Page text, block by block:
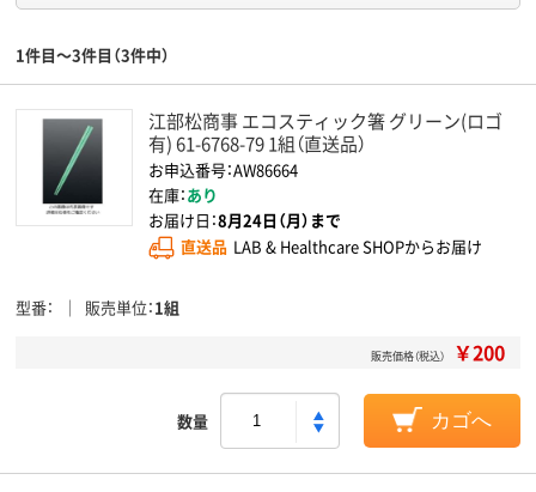
1件目～3件目（3件中）
江部松商事 エコスティック箸 グリーン(ロゴ
有) 61-6768-79 1組（直送品）
お申込番号：AW86664
在庫：あり
お届け日：8月24日（月）まで
直送品 LAB & Healthcare SHOPからお届け
型番 販売単位 1組
販売価格（税込） ￥200
数量 カゴへ